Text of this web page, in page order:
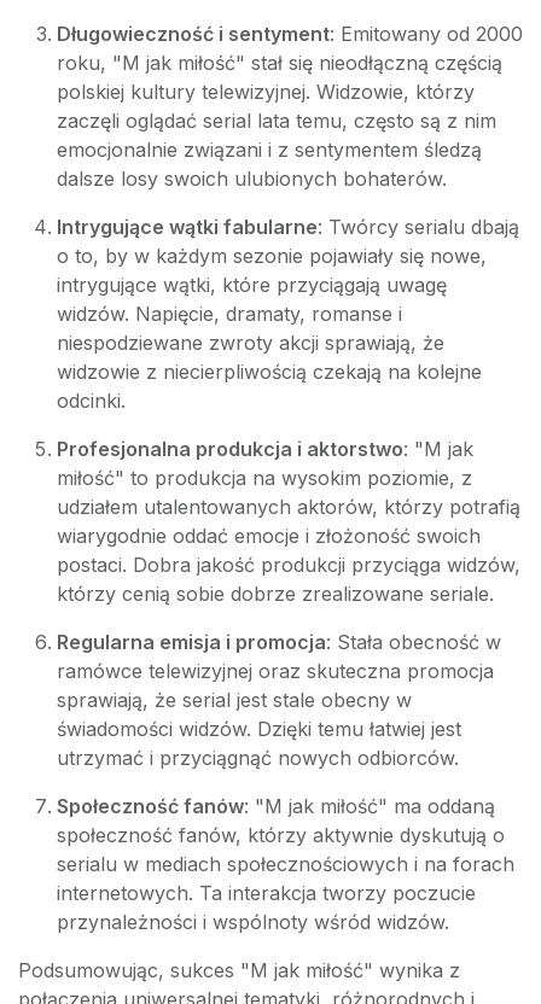
Długowieczność i sentyment: Emitowany od 2000
roku, "M jak miłość" stał się nieodłączną częścią
polskiej kultury telewizyjnej. Widzowie, którzy
zaczęli oglądać serial lata temu, często są z nim
emocjonalnie związani i z sentymentem śledzą
dalsze losy swoich ulubionych bohaterów.
Intrygujące wątki fabularne: Twórcy serialu dbają
o to, by w każdym sezonie pojawiały się nowe,
intrygujące wątki, które przyciągają uwagę
widzów. Napięcie, dramaty, romanse i
niespodziewane zwroty akcji sprawiają, że
widzowie z niecierpliwością czekają na kolejne
odcinki.
Profesjonalna produkcja i aktorstwo: "M jak
miłość" to produkcja na wysokim poziomie, z
udziałem utalentowanych aktorów, którzy potrafią
wiarygodnie oddać emocje i złożoność swoich
postaci. Dobra jakość produkcji przyciąga widzów,
którzy cenią sobie dobrze zrealizowane seriale.
Regularna emisja i promocja: Stała obecność w
ramówce telewizyjnej oraz skuteczna promocja
sprawiają, że serial jest stale obecny w
świadomości widzów. Dzięki temu łatwiej jest
utrzymać i przyciągnąć nowych odbiorców.
Społeczność fanów: "M jak miłość" ma oddaną
społeczność fanów, którzy aktywnie dyskutują o
serialu w mediach społecznościowych i na forach
internetowych. Ta interakcja tworzy poczucie
przynależności i wspólnoty wśród widzów.
Podsumowując, sukces "M jak miłość" wynika z